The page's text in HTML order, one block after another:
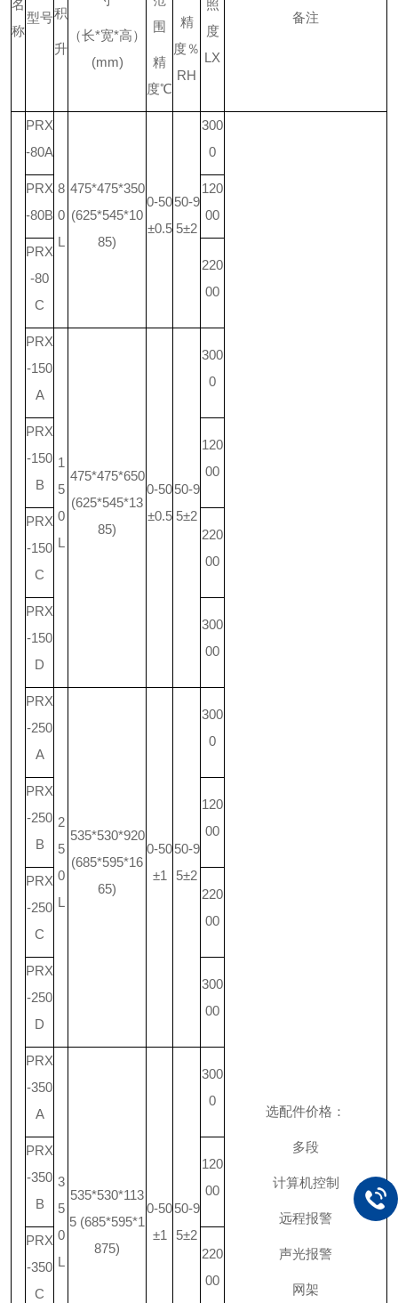
名
称
型号积
升
（长*宽*高）
(mm)
围
精
度℃
精
度％
RH
照
度
LX
备注
PRX
-80A
8
0
L
475*475*350
(625*545*10
85)
0-50
±0.5
50-9
5±2
300
0
选配件价格：
多段
计算机控制
远程报警
声光报警
网架
PRX
-80B
120
00
PRX
-80
C
220
00
PRX
-150
A
1
5
0
L
475*475*650
(625*545*13
85)
0-50
±0.5
50-9
5±2
300
0
PRX
-150
B
120
00
PRX
-150
C
220
00
PRX
-150
D
300
00
PRX
-250
A
2
5
0
L
535*530*920
(685*595*16
65)
0-50
±1
50-9
5±2
300
0
PRX
-250
B
120
00
PRX
-250
C
220
00
PRX
-250
D
300
00
PRX
-350
A
3
5
0
L
535*530*113
5 (685*595*1
875)
0-50
±1
50-9
5±2
300
0
PRX
-350
B
120
00
PRX
-350
C
220
00